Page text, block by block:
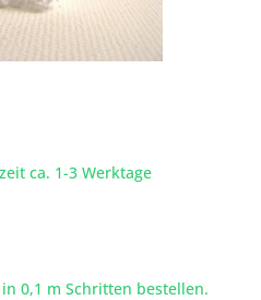
ca. 1-3 Werktage
0,1 m Schritten bestellen.